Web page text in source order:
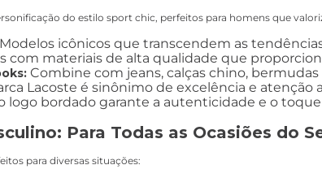
do estilo sport chic, perfeitos para homens que
icônicos que transcendem as
com materiais de alta qualidade que
Combine com jeans, calças chino,
Lacoste é sinônimo de excelência e atenção
logo bordado garante a autenticidade e o
Para Todas as Ocasiões do
para diversas situações: